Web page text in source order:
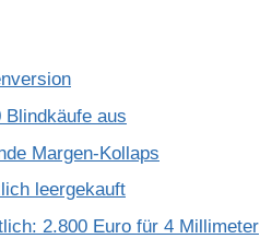
aus
Margen-Kollaps
leergekauft
2.800 Euro für 4 Millimeter